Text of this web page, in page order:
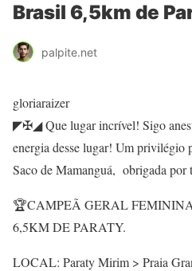
Brasil 6,5km de
palpite.net
gloriaraizer
◤✠◢ Que lugar incrível! Sigo
energia desse lugar! Um privilégio
Saco de Mamanguá, obrigada por
🏆CAMPEÃ GERAL
6,5KM DE PARATY.
LOCAL: Paraty Mirim > Praia